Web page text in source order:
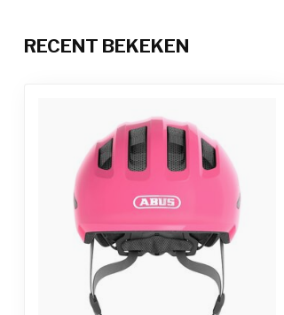
RECENT BEKEKEN